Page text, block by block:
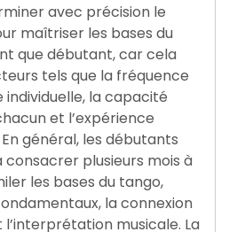
avec précision le
maîtriser les bases du
que débutant, car cela
tels que la fréquence
individuelle, la capacité
et l’expérience
général, les débutants
plusieurs mois à
les bases du tango,
la connexion
musicale. La